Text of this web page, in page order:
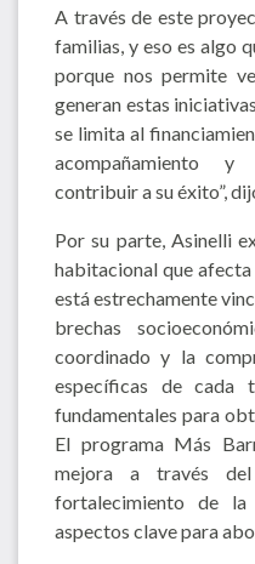
A través de este
familias, y eso es algo
porque nos permite
generan estas
se limita al
acompañamiento
contribuir a su éxito”,
Por su parte, Asinelli
habitacional que
está estrechamente
brechas
coordinado y la
específicas de cada
fundamentales para
El programa Más
mejora a través
fortalecimiento de la
aspectos clave para